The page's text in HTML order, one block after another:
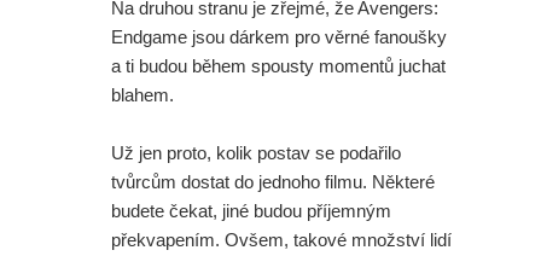
Na druhou stranu je zřejmé, že Avengers:
Endgame jsou dárkem pro věrné fanoušky
a ti budou během spousty momentů juchat
blahem.
Už jen proto, kolik postav se podařilo
tvůrcům dostat do jednoho filmu. Některé
budete čekat, jiné budou příjemným
překvapením. Ovšem, takové množství lidí